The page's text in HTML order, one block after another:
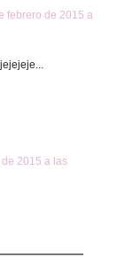
febrero de 2015 a
2015 a las